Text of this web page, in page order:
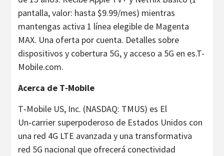
pantalla, valor: hasta $9.99/mes) mientras
mantengas activa 1 línea elegible de Magenta
MAX. Una oferta por cuenta. Detalles sobre
dispositivos y cobertura 5G, y acceso a 5G en es.T-
Mobile.com.
Acerca de T‑Mobile
T‑Mobile US, Inc. (NASDAQ: TMUS) es El
Un‑carrier superpoderoso de Estados Unidos con
una red 4G LTE avanzada y una transformativa
red 5G nacional que ofrecerá conectividad